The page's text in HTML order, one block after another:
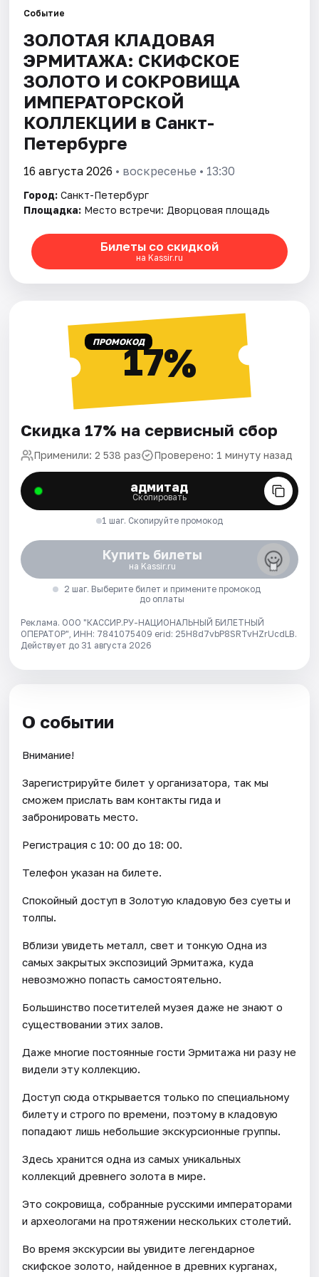
Города
Площадки
Артисты
Рейтинги
Событие
ЗОЛОТАЯ КЛАДОВАЯ
ЭРМИТАЖА: СКИФСКОЕ
ЗОЛОТО И СОКРОВИЩА
ИМПЕРАТОРСКОЙ
КОЛЛЕКЦИИ в Санкт-
Петербурге
16 августа 2026 • воскресенье • 13:30
Город: Санкт-Петербург
Площадка: Место встречи: Дворцовая площадь
Билеты со скидкой
на Kassir.ru
ПРОМОКОД17%
Скидка 17% на сервисный сбор
Применили: 2 538 раз Проверено: 1 минуту назад
адмитад
Скопировать
1 шаг. Скопируйте промокод
Купить билеты
на Kassir.ru
2 шаг. Выберите билет и примените промокод
до оплаты
Реклама. ООО "КАССИР.РУ-НАЦИОНАЛЬНЫЙ БИЛЕТНЫЙ
ОПЕРАТОР", ИНН: 7841075409 erid: 25H8d7vbP8SRTvHZrUcdLB.
Действует до 31 августа 2026
О событии
Внимание!
Зарегистрируйте билет у организатора, так мы
сможем прислать вам контакты гида и
забронировать место.
Регистрация с 10: 00 до 18: 00.
Телефон указан на билете.
Спокойный доступ в Золотую кладовую без суеты и
толпы.
Вблизи увидеть металл, свет и тонкую Одна из
самых закрытых экспозиций Эрмитажа, куда
невозможно попасть самостоятельно.
Большинство посетителей музея даже не знают о
существовании этих залов.
Даже многие постоянные гости Эрмитажа ни разу не
видели эту коллекцию.
Доступ сюда открывается только по специальному
билету и строго по времени, поэтому в кладовую
попадают лишь небольшие экскурсионные группы.
Здесь хранится одна из самых уникальных
коллекций древнего золота в мире.
Это сокровища, собранные русскими императорами
и археологами на протяжении нескольких столетий.
Во время экскурсии вы увидите легендарное
скифское золото, найденное в древних курганах,